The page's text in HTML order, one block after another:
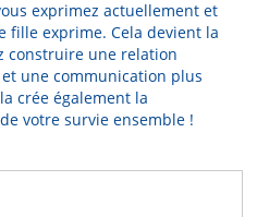
exprimez actuellement et
fille exprime. Cela devient la
construire une relation
une communication plus
crée également la
votre survie ensemble !